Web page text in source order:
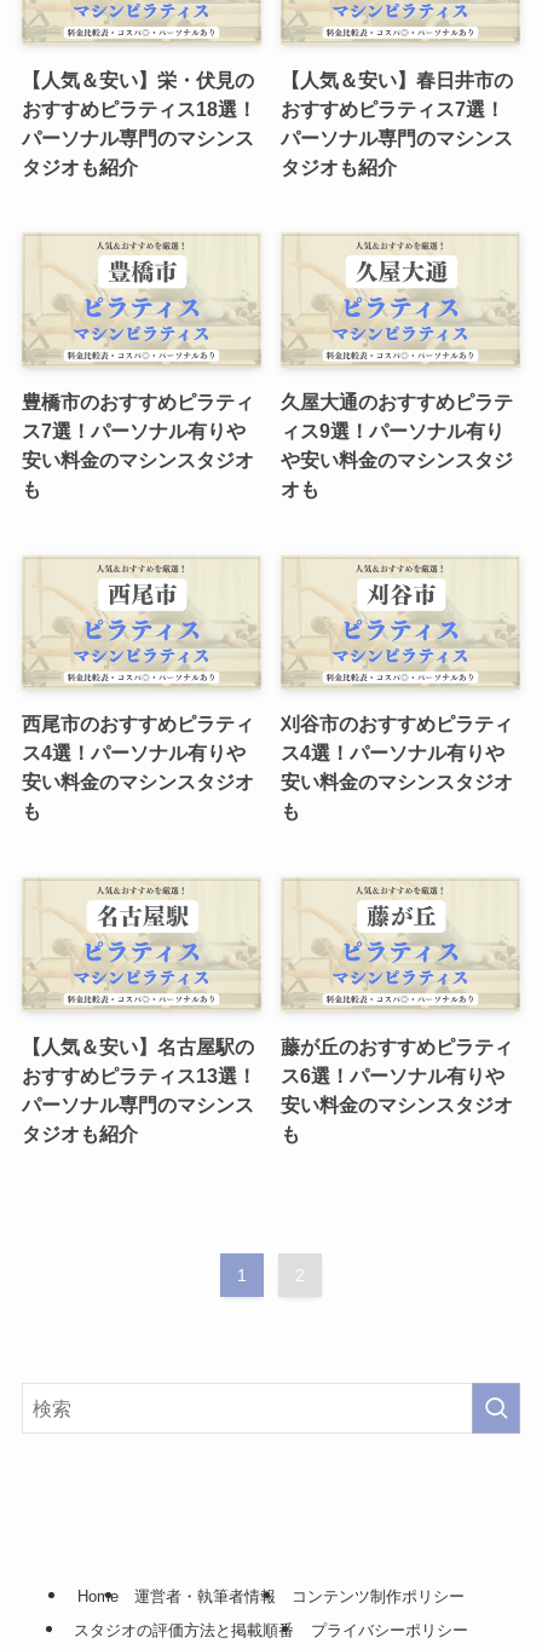
【人気＆安い】栄・伏見の
おすすめピラティス18選！
パーソナル専門のマシンス
タジオも紹介
【人気＆安い】春日井市の
おすすめピラティス7選！
パーソナル専門のマシンス
タジオも紹介
豊橋市のおすすめピラティ
ス7選！パーソナル有りや
安い料金のマシンスタジオ
も
久屋大通のおすすめピラテ
ィス9選！パーソナル有り
や安い料金のマシンスタジ
オも
西尾市のおすすめピラティ
ス4選！パーソナル有りや
安い料金のマシンスタジオ
も
刈谷市のおすすめピラティ
ス4選！パーソナル有りや
安い料金のマシンスタジオ
も
【人気＆安い】名古屋駅の
おすすめピラティス13選！
パーソナル専門のマシンス
タジオも紹介
藤が丘のおすすめピラティ
ス6選！パーソナル有りや
安い料金のマシンスタジオ
も
1 2
Home 運営者・執筆者情報
コンテンツ制作ポリシー
スタジオの評価方法と掲載順番
プライバシーポリシー